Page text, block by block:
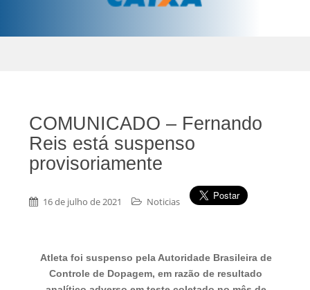
COMUNICADO – Fernando
Reis está suspenso
provisoriamente
16 de julho de 2021 Noticias
Atleta foi suspenso pela Autoridade Brasileira de
Controle de Dopagem, em razão de resultado